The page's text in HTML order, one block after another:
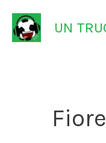
Aller
au
UN